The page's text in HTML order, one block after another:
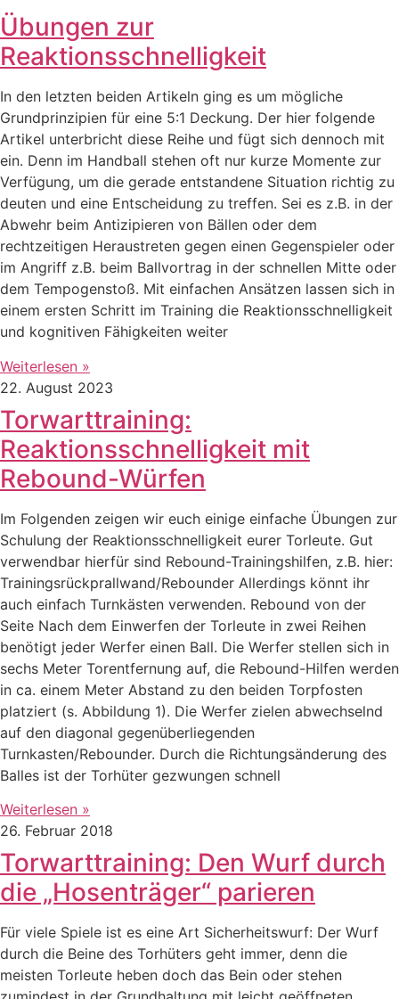
Übungen zur
Reaktionsschnelligkeit
In den letzten beiden Artikeln ging es um mögliche
Grundprinzipien für eine 5:1 Deckung. Der hier folgende
Artikel unterbricht diese Reihe und fügt sich dennoch mit
ein. Denn im Handball stehen oft nur kurze Momente zur
Verfügung, um die gerade entstandene Situation richtig zu
deuten und eine Entscheidung zu treffen. Sei es z.B. in der
Abwehr beim Antizipieren von Bällen oder dem
rechtzeitigen Heraustreten gegen einen Gegenspieler oder
im Angriff z.B. beim Ballvortrag in der schnellen Mitte oder
dem Tempogenstoß. Mit einfachen Ansätzen lassen sich in
einem ersten Schritt im Training die Reaktionsschnelligkeit
und kognitiven Fähigkeiten weiter
Weiterlesen »
22. August 2023
Torwarttraining:
Reaktionsschnelligkeit mit
Rebound-Würfen
Im Folgenden zeigen wir euch einige einfache Übungen zur
Schulung der Reaktionsschnelligkeit eurer Torleute. Gut
verwendbar hierfür sind Rebound-Trainingshilfen, z.B. hier:
Trainingsrückprallwand/Rebounder Allerdings könnt ihr
auch einfach Turnkästen verwenden. Rebound von der
Seite Nach dem Einwerfen der Torleute in zwei Reihen
benötigt jeder Werfer einen Ball. Die Werfer stellen sich in
sechs Meter Torentfernung auf, die Rebound-Hilfen werden
in ca. einem Meter Abstand zu den beiden Torpfosten
platziert (s. Abbildung 1). Die Werfer zielen abwechselnd
auf den diagonal gegenüberliegenden
Turnkasten/Rebounder. Durch die Richtungsänderung des
Balles ist der Torhüter gezwungen schnell
Weiterlesen »
26. Februar 2018
Torwarttraining: Den Wurf durch
die „Hosenträger“ parieren
Für viele Spiele ist es eine Art Sicherheitswurf: Der Wurf
durch die Beine des Torhüters geht immer, denn die
meisten Torleute heben doch das Bein oder stehen